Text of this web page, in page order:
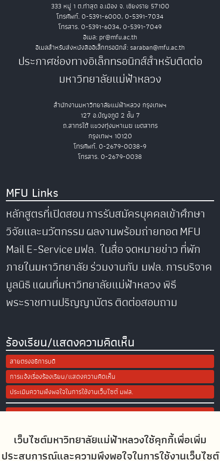
เว็บไซต์มหาวิทยาลัยแม่ฟ้าหลวงใช้คุกกี้เพื่อเพิ่ม
ประสบการณ์และความพึงพอใจในการใช้งานเว็บไซต์
333 หมู่ 1 ต.ท่าสุด อ.เมือง จ. เชียงราย 57100
โทรศัพท์. 0-5391-6000, 0-5391-7034
โทรสาร. 0-5391-6034, 0-5391-7049
อีเมล: pr@mfu.ac.th
อีเมลสำหรับส่งหนังสืออิเล็กทรอนิกส์: saraban@mfu.ac.th
ประกาศช่องทางอิเล็กทรอนิกส์สำหรับติดต่อ
มหาวิทยาลัยแม่ฟ้าหลวง
สำนักงานมหาวิทยาลัยแม่ฟ้าหลวง กรุงเทพฯ
127 อ.ปัญจภูมิ 2 ชั้น 7
ถ.สาทรใต้ แขวงทุ่งมหาเมฆ เขตสาทร
กรุงเทพฯ 10120
โทรศัพท์. 0-2679-0038-9
โทรสาร. 0-2679-0038
MFU Links
หลักสูตรที่เปิดสอนการรับสมัครบุคคลเข้าศึกษา
วิจัยและนวัตกรรมผลงานพร้อมถ่ายทอดMFU
MailE-Serviceมฟล. ในสื่อจดหมายข่าวที่พัก
ภายในมหาวิทยาลัยร่วมงานกับ มฟล.การบริจาค
มูลนิธิแผนที่มหาวิทยาลัยแม่ฟ้าหลวงพิธี
พระราชทานปริญญาบัตรติดต่อสอบถาม
ร้องเรียน/แสดงความคิดเห็น
สายตรงอธิการบดี
การแจ้งเรื่องร้องเรียน/แสดงความคิดเห็น
ประเมินความพึงพอใจในการใช้งานเว็บไซต์ มฟล.
Site Map
Social Media